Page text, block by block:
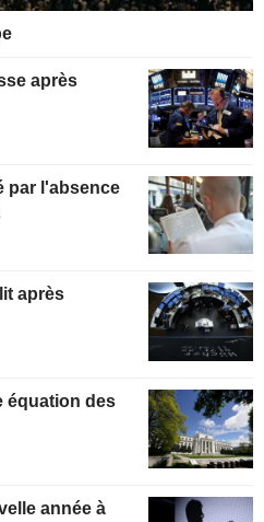
après
par l'absence
après
équation des